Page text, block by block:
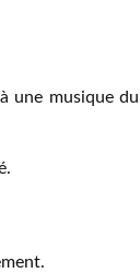
une musique du